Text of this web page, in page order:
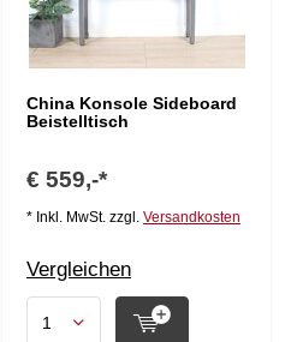
China Konsole Sideboard
Beistelltisch
€ 559,-*
* Inkl. MwSt. zzgl. Versandkosten
Vergleichen